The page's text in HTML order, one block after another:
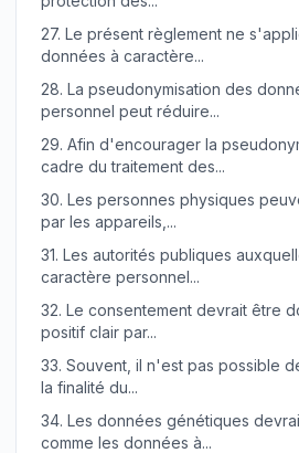
27. Le présent règlement ne
données à caractère...
28. La pseudonymisation des
personnel peut réduire...
29. Afin d'encourager la
cadre du traitement des...
30. Les personnes physiques
par les appareils,...
31. Les autorités publiques
caractère personnel...
32. Le consentement devrait être
positif clair par...
33. Souvent, il n'est pas possible
la finalité du...
34. Les données génétiques
comme les données à...